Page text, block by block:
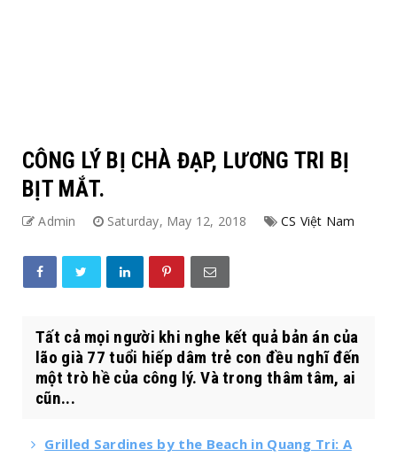
CÔNG LÝ BỊ CHÀ ĐẠP, LƯƠNG TRI BỊ
BỊT MẮT.
Admin Saturday, May 12, 2018 CS Việt Nam
Tất cả mọi người khi nghe kết quả bản án của
lão già 77 tuổi hiếp dâm trẻ con đều nghĩ đến
một trò hề của công lý. Và trong thâm tâm, ai
cũn...
Grilled Sardines by the Beach in Quang Tri: A